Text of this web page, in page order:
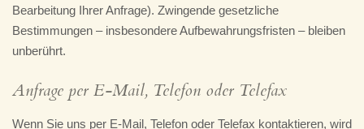
Bearbeitung Ihrer Anfrage). Zwingende gesetzliche
Bestimmungen – insbesondere Aufbewahrungsfristen – bleiben
unberührt.
Anfrage per E-Mail, Telefon oder Telefax
Wenn Sie uns per E-Mail, Telefon oder Telefax kontaktieren, wird